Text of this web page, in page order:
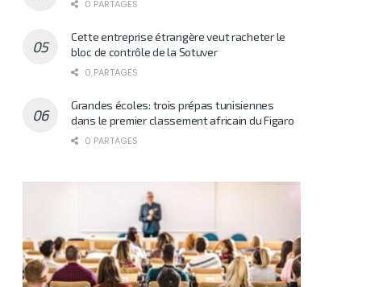
0 PARTAGES
Cette entreprise étrangère veut racheter le
bloc de contrôle de la Sotuver
0 PARTAGES
Grandes écoles: trois prépas tunisiennes
dans le premier classement africain du Figaro
0 PARTAGES